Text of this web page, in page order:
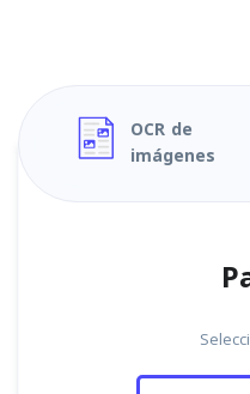
OCR de
imágenes